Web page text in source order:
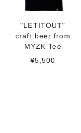
"LETITOUT"
craft beer from
MYZK Tee
¥5,500